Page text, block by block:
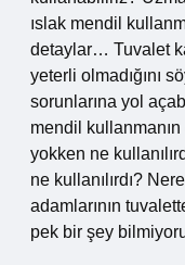
ıslak mendil
detaylar… Tuvalet
yeterli olmadığını
sorunlarına yol
mendil
yokken ne
ne kullanılırdı?
adamlarının
pek bir şey